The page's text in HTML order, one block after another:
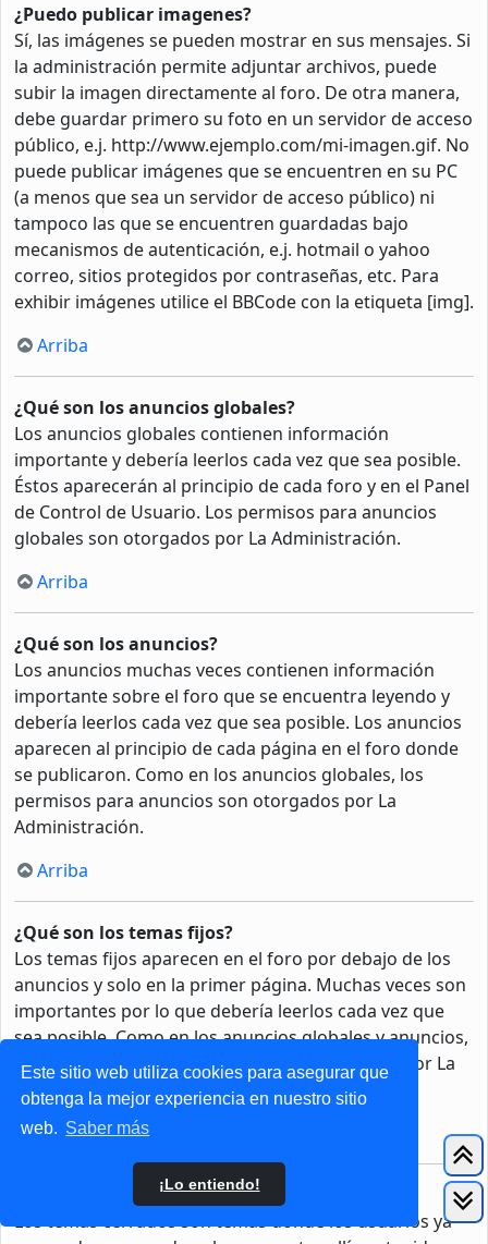
Este sitio web utiliza cookies para asegurar que
obtenga la mejor experiencia en nuestro sitio
web. Saber más
¡Lo entiendo!
¿Puedo publicar imagenes?
Sí, las imágenes se pueden mostrar en sus mensajes. Si
la administración permite adjuntar archivos, puede
subir la imagen directamente al foro. De otra manera,
debe guardar primero su foto en un servidor de acceso
público, e.j. http://www.ejemplo.com/mi-imagen.gif. No
puede publicar imágenes que se encuentren en su PC
(a menos que sea un servidor de acceso público) ni
tampoco las que se encuentren guardadas bajo
mecanismos de autenticación, e.j. hotmail o yahoo
correo, sitios protegidos por contraseñas, etc. Para
exhibir imágenes utilice el BBCode con la etiqueta [img].
Arriba
¿Qué son los anuncios globales?
Los anuncios globales contienen información
importante y debería leerlos cada vez que sea posible.
Éstos aparecerán al principio de cada foro y en el Panel
de Control de Usuario. Los permisos para anuncios
globales son otorgados por La Administración.
Arriba
¿Qué son los anuncios?
Los anuncios muchas veces contienen información
importante sobre el foro que se encuentra leyendo y
debería leerlos cada vez que sea posible. Los anuncios
aparecen al principio de cada página en el foro donde
se publicaron. Como en los anuncios globales, los
permisos para anuncios son otorgados por La
Administración.
Arriba
¿Qué son los temas fijos?
Los temas fijos aparecen en el foro por debajo de los
anuncios y solo en la primer página. Muchas veces son
importantes por lo que debería leerlos cada vez que
sea posible. Como en los anuncios globales y anuncios,
los permisos para fijar un tema son otorgados por La
Administración.
Arriba
¿Qué son los temas cerrados?
Los temas cerrados son temas donde los usuarios ya